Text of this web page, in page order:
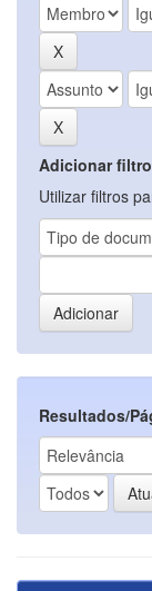
Adicionar
Utilizar filtros
Resultados/